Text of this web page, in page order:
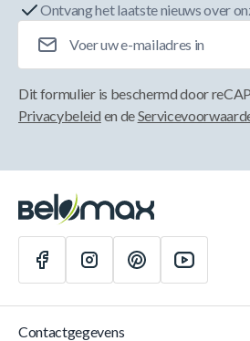
Ontvang het laatste nieuws over
Dit formulier is beschermd door
Privacybeleid en de
Contactgegevens